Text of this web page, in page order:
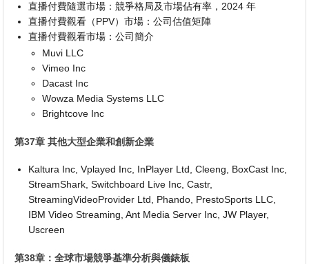
直播付費隨選市場：競爭格局及市場佔有率，2024 年
直播付費觀看（PPV）市場：公司估值矩陣
直播付費觀看市場：公司簡介
Muvi LLC
Vimeo Inc
Dacast Inc
Wowza Media Systems LLC
Brightcove Inc
第37章 其他大型企業和創新企業
Kaltura Inc, Vplayed Inc, InPlayer Ltd, Cleeng, BoxCast Inc,
StreamShark, Switchboard Live Inc, Castr,
StreamingVideoProvider Ltd, Phando, PrestoSports LLC,
IBM Video Streaming, Ant Media Server Inc, JW Player,
Uscreen
第38章：全球市場競爭基準分析與儀錶板